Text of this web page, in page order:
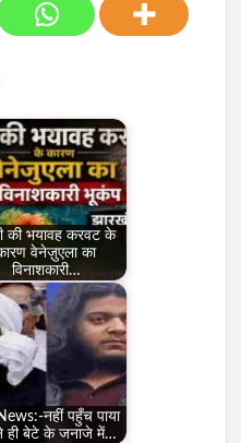
की भयावह करवट के
वेनेज़ुएला का
विनाशकारी…
नहीं पहुँच पाया
ही बेटे के जनाजे में…